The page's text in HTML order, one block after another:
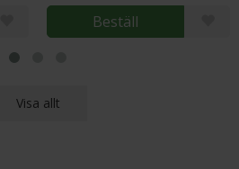
Beställ
Visa allt